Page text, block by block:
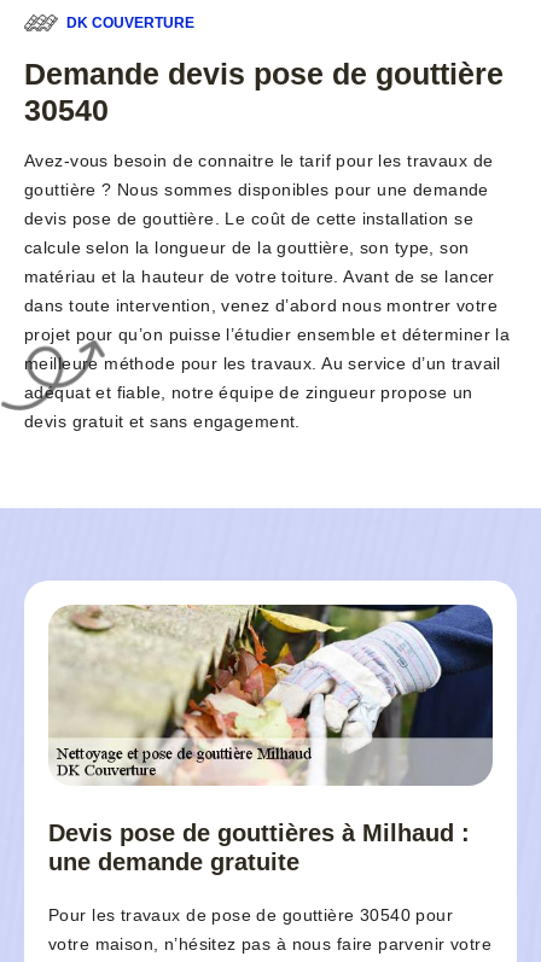
DK COUVERTURE
Demande devis pose de gouttière
30540
Avez-vous besoin de connaitre le tarif pour les travaux de
gouttière ? Nous sommes disponibles pour une demande
devis pose de gouttière. Le coût de cette installation se
calcule selon la longueur de la gouttière, son type, son
matériau et la hauteur de votre toiture. Avant de se lancer
dans toute intervention, venez d’abord nous montrer votre
projet pour qu’on puisse l’étudier ensemble et déterminer la
meilleure méthode pour les travaux. Au service d’un travail
adéquat et fiable, notre équipe de zingueur propose un
devis gratuit et sans engagement.
Devis pose de gouttières à Milhaud :
une demande gratuite
Pour les travaux de pose de gouttière 30540 pour
votre maison, n’hésitez pas à nous faire parvenir votre